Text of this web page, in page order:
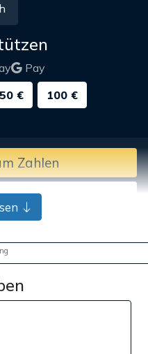
Pay
50 € 100 €
Zahlen